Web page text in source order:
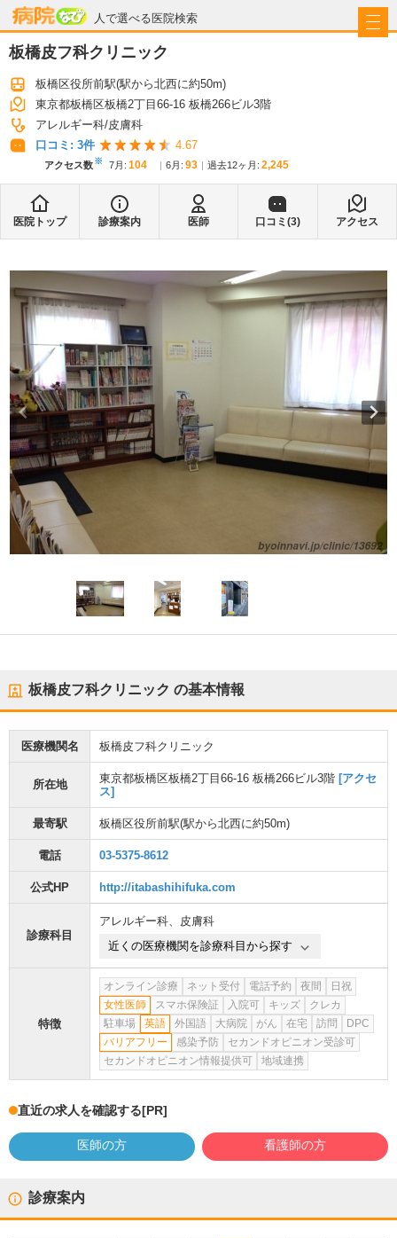
人で選べる医院検索
病院なび
板橋皮フ科クリニック
板橋区役所前駅(駅から北西に約50m)
東京都板橋区板橋2丁目66-16 板橋266ビル3階
アレルギー科 皮膚科
口コミ: 3件 4.67
アクセス数※ 7月 : 104 6月 : 93 過去12ヶ月: 2,245
医院トップ 診療案内 医師 口コミ(3) アクセス
板橋皮フ科クリニック の基本情報
医療機関名 板橋皮フ科クリニック
所在地 東京都板橋区板橋2丁目66-16 板橋266ビル3階 [アクセ
ス]
最寄駅 板橋区役所前駅(駅から北西に約50m)
電話 03-5375-8612
公式HP http://itabashihifuka.com
診療科目
アレルギー科、 皮膚科
近くの医療機関を診療科目から探す
特徴
オンライン診療 ネット受付 電話予約 夜間
日祝
女性医師
スマホ保険証 入院可 キッズ
クレカ
駐車場
英語 外国語 大病院 がん 在宅 訪問
DPC
バリアフリー
感染予防
セカンドオピニオン受診可
セカンドオピニオン情報提供可
地域連携
直近の求人を確認する[PR]
医師の方 看護師の方
診療案内